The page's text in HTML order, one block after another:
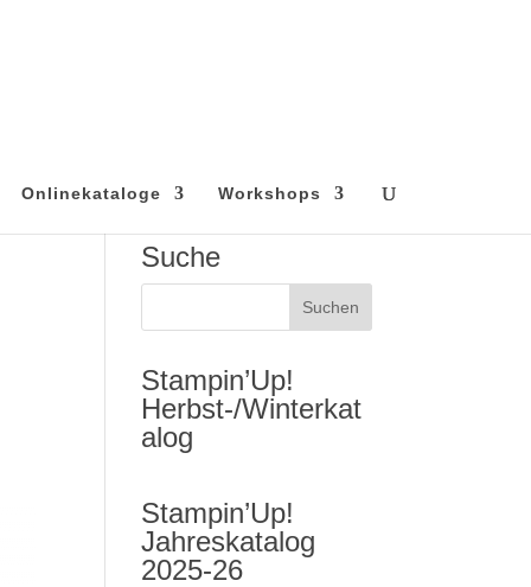
Onlinekataloge Workshops
Suche
Stampin’Up!
Herbst-/Winterkat
alog
Stampin’Up!
Jahreskatalog
2025-26